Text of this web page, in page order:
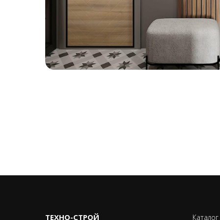
ТЕХНО-CТРОЙ Каталог